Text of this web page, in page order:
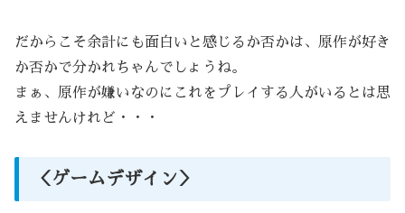
だからこそ余計にも面白いと感じるか否かは、原作が好き
か否かで分かれちゃんでしょうね。
まぁ、原作が嫌いなのにこれをプレイする人がいるとは思
えませんけれど・・・
＜ゲームデザイン＞